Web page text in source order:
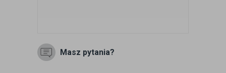
Masz pytania?